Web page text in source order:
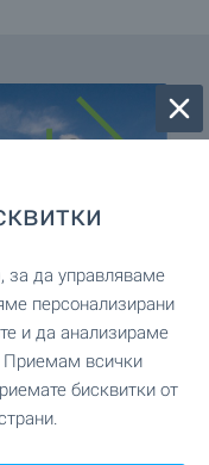
с мисъл
за да управляваме
персонализирани
и да анализираме
Приемам всички
бисквитки от